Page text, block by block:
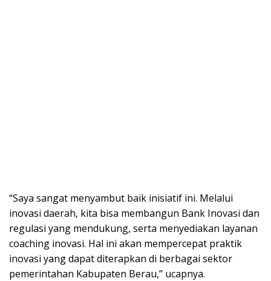
“Saya sangat menyambut baik inisiatif ini. Melalui
inovasi daerah, kita bisa membangun Bank Inovasi dan
regulasi yang mendukung, serta menyediakan layanan
coaching inovasi. Hal ini akan mempercepat praktik
inovasi yang dapat diterapkan di berbagai sektor
pemerintahan Kabupaten Berau,” ucapnya.